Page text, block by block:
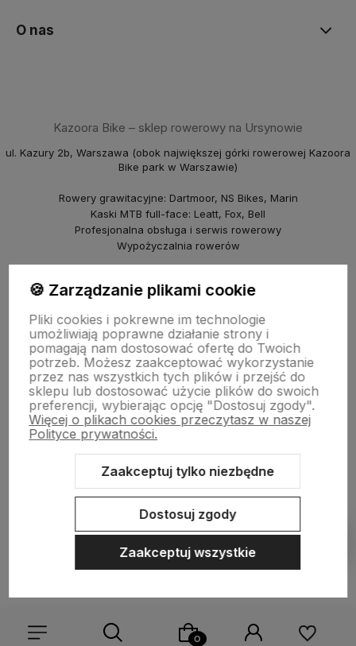
O nas
Kazoora Bike – sklep rowerowy na Ursynowie
ul. Kazury 2b, Warszawa (obok największej górki rowerowej Kazoora
Bike park w Warszawie)
Rowery grawitacyjne: Dartmoor, NS Bikes, Marin
Kaski MTB full-face: Leatt, Fox, Bell
Profesjonalna obsługa i serwis rowerowy
Wypożyczalnia rowerów
piBike – sklep rowerowy na Młocinach
ul. Farysa 60b, Warszawa
Rowery crossowe i miejskie (Marin, NS Bikes, Polka)
Punkt odbioru i serwis
© 2025 Kazoora BIKE & piBike. Wszelkie prawa zastrzeżone.
Sklep internetowy Shoper.pl Szablon Shoper Modern 3.0™
🍪 Zarządzanie plikami cookie
Pliki cookies i pokrewne im technologie
umożliwiają poprawne działanie strony i
pomagają nam dostosować ofertę do Twoich
potrzeb. Możesz zaakceptować wykorzystanie
przez nas wszystkich tych plików i przejść do
sklepu lub dostosować użycie plików do swoich
preferencji, wybierając opcję "Dostosuj zgody".
Więcej o plikach cookies przeczytasz w naszej
Polityce prywatności.
Zaakceptuj tylko niezbędne
Dostosuj zgody
Zaakceptuj wszystkie